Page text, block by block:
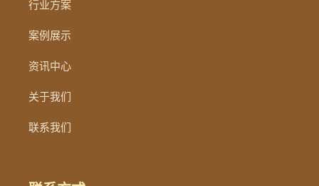
行业方案
案例展示
资讯中心
关于我们
联系我们